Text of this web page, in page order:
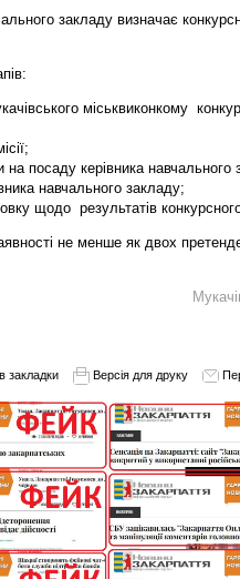
закладу визначає
міськвиконкому
посаду керівника навчального
навчального закладу;
щодо результатів
не менше як двох
закладки Версія для друку